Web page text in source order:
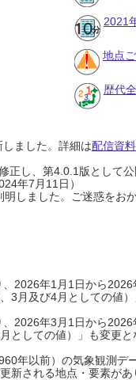
2021
地点
歴代
ました。詳細は配信資
し、第4.0.1版として
年7月11日）
しました。ご迷惑をお
2026年1月1日から
月及び4月としての値
2026年3月1日から
としての値）」も変更
年以前）の気象観測
新される地点・要素があ